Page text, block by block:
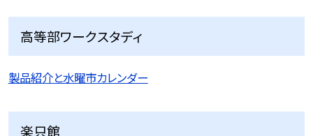
高等部ワークスタディ
製品紹介と水曜市カレンダー
楽只館